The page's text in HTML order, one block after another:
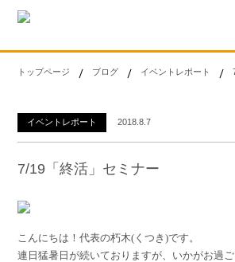
トップページ ブログ イベントレポート
イベントレポート 2018.8.7
7/19「終活」セミナー
こんにちは！代表の朽木(くつき)です。
連日猛暑日が続いておりますが、いかがお過